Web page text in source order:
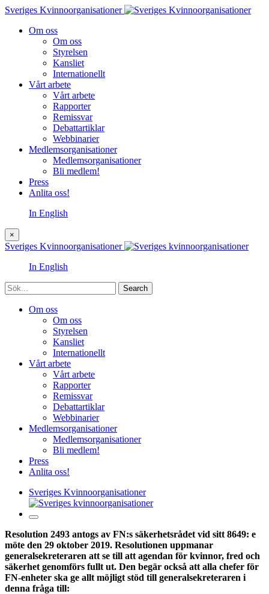
Sveriges Kvinnoorganisationer
Om oss
Om oss
Styrelsen
Kansliet
Internationellt
Vårt arbete
Vårt arbete
Rapporter
Remissvar
Debattartiklar
Webbinarier
Medlemsorganisationer
Medlemsorganisationer
Bli medlem!
Press
Anlita oss!
In English
×
Sveriges Kvinnoorganisationer
In English
Sök
Om oss
Om oss
Styrelsen
Kansliet
Internationellt
Vårt arbete
Vårt arbete
Rapporter
Remissvar
Debattartiklar
Webbinarier
Medlemsorganisationer
Medlemsorganisationer
Bli medlem!
Press
Anlita oss!
Sveriges Kvinnoorganisationer
Resolution 2493 antogs av FN:s säkerhetsrådet vid sitt 8649: e
möte den 29 oktober 2019. Resolutionen uppmanar
generalsekreteraren att se till att agendan för kvinnor, fred och
säkerhet genomförs fullt ut. Den begär också att alla chefer för
FN-enheter ska ge allt möjligt stöd till generalsekreteraren i
denna fråga till: